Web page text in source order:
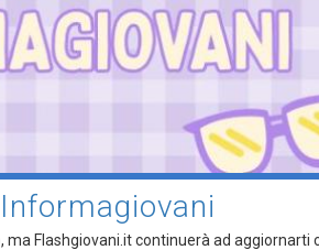
ma Flashgiovani.it continuerà ad aggiornarti